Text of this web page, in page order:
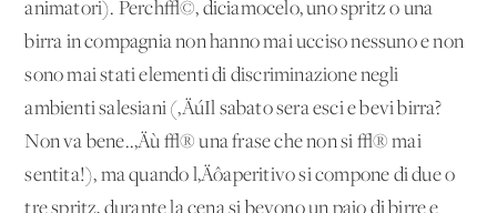
animatori). Perch√©, diciamocelo, uno spritz o una
birra in compagnia non hanno mai ucciso nessuno e non
sono mai stati elementi di discriminazione negli
ambienti salesiani (‚ÄúIl sabato sera esci e bevi birra?
Non va bene..‚Äù √® una frase che non si √® mai
sentita!), ma quando l‚Äôaperitivo si compone di due o
tre spritz, durante la cena si bevono un paio di birre e